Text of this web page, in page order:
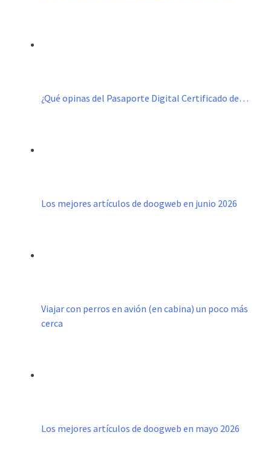
¿Qué opinas del Pasaporte Digital Certificado de…
Los mejores artículos de doogweb en junio 2026
Viajar con perros en avión (en cabina) un poco más
cerca
Los mejores artículos de doogweb en mayo 2026